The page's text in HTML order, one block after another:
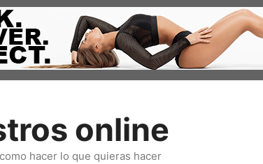
online
hacer lo que quieras hacer